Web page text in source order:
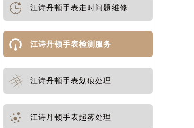
江诗丹顿手表走时问题维修
江诗丹顿手表检测服务
江诗丹顿手表划痕处理
江诗丹顿手表起雾处理